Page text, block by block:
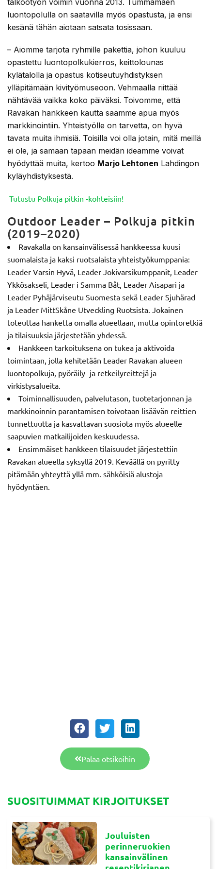
talkootyön voimin vuonna 2013. Tummamäen
luontopolulla on saatavilla myös opastusta, ja ensi
kesänä tähän aiotaan satsata tosissaan.
– Aiomme tarjota ryhmille pakettia, johon kuuluu
opastettu luontopolkukierros, keittolounas
kylätalolla ja opastus kotiseutuyhdistyksen
ylläpitämään kivityömuseoon. Vehmaalla riittää
nähtävää vaikka koko päiväksi. Toivomme, että
Ravakan hankkeen kautta saamme apua myös
markkinointiin. Yhteistyölle on tarvetta, on hyvä
tavata muita ihmisiä. Toisilla voi olla jotain, mitä meillä
ei ole, ja samaan tapaan meidän ideamme voivat
hyödyttää muita, kertoo Marjo Lehtonen Lahdingon
kyläyhdistyksestä.
Tutustu Polkuja pitkin -kohteisiin!
Outdoor Leader – Polkuja pitkin
(2019–2020)
Ravakalla on kansainvälisessä hankkeessa kuusi
suomalaista ja kaksi ruotsalaista yhteistyökumppania:
Leader Varsin Hyvä, Leader Jokivarsikumppanit, Leader
Ykkösakseli, Leader i Samma Båt, Leader Aisapari ja
Leader Pyhäjärviseutu Suomesta sekä Leader Sjuhärad
ja Leader MittSkåne Utveckling Ruotsista. Jokainen
toteuttaa hanketta omalla alueellaan, mutta opintoretkiä
ja tilaisuuksia järjestetään yhdessä.
Hankkeen tarkoituksena on tukea ja aktivoida
toimintaan, jolla kehitetään Leader Ravakan alueen
luontopolkuja, pyöräily- ja retkeilyreittejä ja
virkistysalueita.
Toiminnallisuuden, palvelutason, tuotetarjonnan ja
markkinoinnin parantamisen toivotaan lisäävän reittien
tunnettuutta ja kasvattavan suosiota myös alueelle
saapuvien matkailijoiden keskuudessa.
Ensimmäiset hankkeen tilaisuudet järjestettiin
Ravakan alueella syksyllä 2019. Keväällä on pyritty
pitämään yhteyttä yllä mm. sähköisiä alustoja
hyödyntäen.
Palaa otsikoihin
SUOSITUIMMAT KIRJOITUKSET
Jouluisten
perinneruokien
kansainvälinen